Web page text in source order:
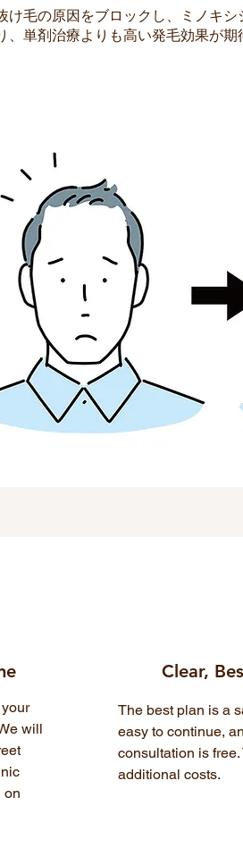
け毛の原因をブロックし、ミノキ
、単剤治療よりも高い発毛効果が期
will
on
Clear,
The best plan is a
easy to continue,
consultation is
additional costs.